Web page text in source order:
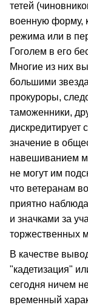
тетей
военную форму,
режима или в
Гоголем в его
Многие из них
большими
прокуроры,
таможенники,
значение в
навешиванием
не могут им
что ветеранам
приятно
и значками за
торжественных
В качестве
"кадетизация"
сегодня ничем
временный